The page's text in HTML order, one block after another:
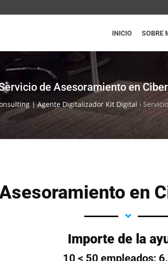
INICIO SOBRE
de Asesoramiento en
| Agente Digitalizador Kit Digital›
en
Importe de la
10 < 50 empleados: